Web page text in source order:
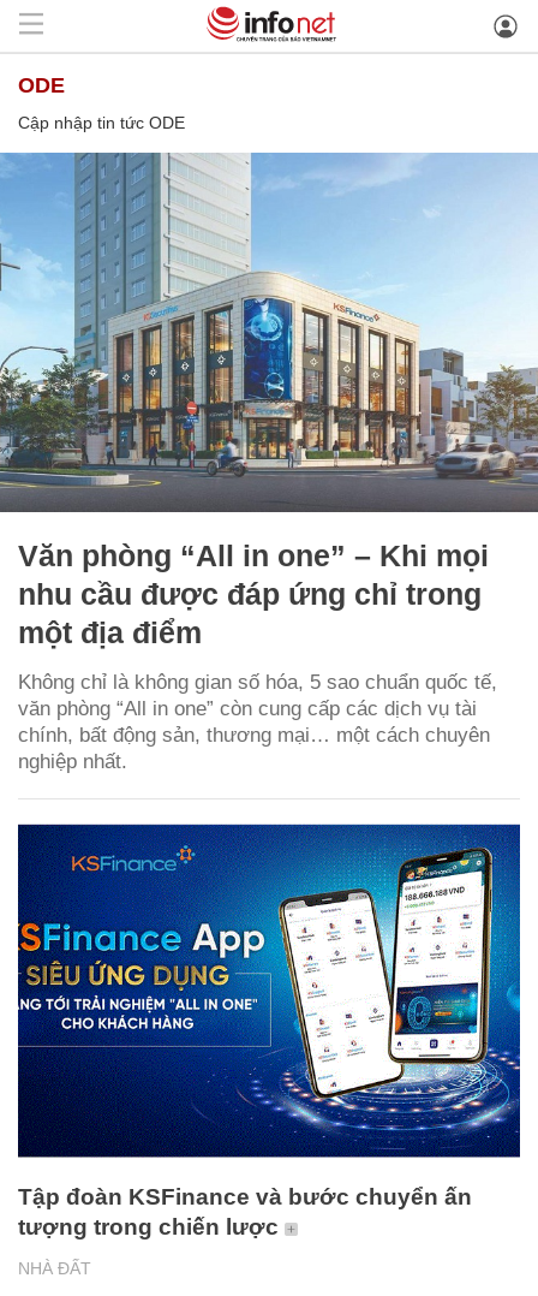
ODE
Cập nhập tin tức ODE
Văn phòng “All in one” – Khi mọi
nhu cầu được đáp ứng chỉ trong
một địa điểm
Không chỉ là không gian số hóa, 5 sao chuẩn quốc tế,
văn phòng “All in one” còn cung cấp các dịch vụ tài
chính, bất động sản, thương mại… một cách chuyên
nghiệp nhất.
NHÀ ĐẤT
Tập đoàn KSFinance và bước chuyển ấn
tượng trong chiến lược